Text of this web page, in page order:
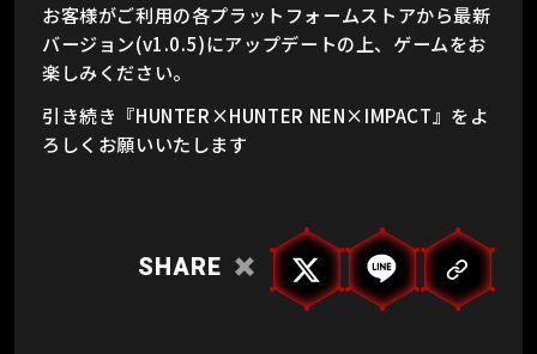
お客様がご利用の各プラットフォームストアから最新
バージョン(v1.0.5)にアップデートの上、ゲームをお
楽しみください。
引き続き『HUNTER×HUNTER NEN×IMPACT』をよ
ろしくお願いいたします
SHARE